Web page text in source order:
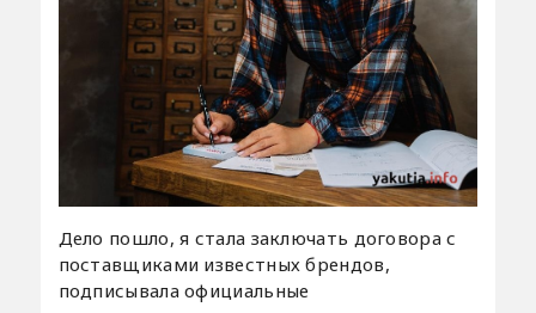
Дело пошло, я стала заключать договора с
поставщиками известных брендов,
подписывала официальные